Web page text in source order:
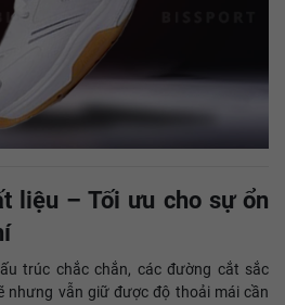
liệu – Tối ưu cho sự ổn
trúc chắc chắn, các đường cắt sắc
nhưng vẫn giữ được độ thoải mái cần